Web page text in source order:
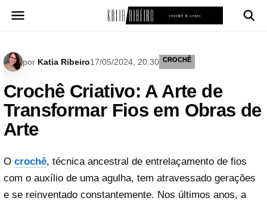
para
por Katia Ribeiro17/05/2024, 20:30 CROCHÊ
Crochê Criativo: A Arte de
Transformar Fios em Obras de
Arte
O crochê, técnica ancestral de entrelaçamento de fios
com o auxílio de uma agulha, tem atravessado gerações
e se reinventado constantemente. Nos últimos anos, a